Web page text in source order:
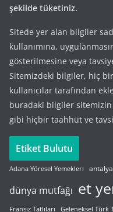
şekilde tüketiniz.
Sitede yer alan bilgiler
kullanımına,
gösterilmesine veya
Sitemizdeki bilgiler, hiç
kullanıcılar tarafından
buradaki bilgiler
gibi hiçbir taahhüt ve
Etiket Bulutu
Adana Yöresel Yemekleri antalya
dünya mutfağı et
Fransız Tatlıları Geleneksel Türk